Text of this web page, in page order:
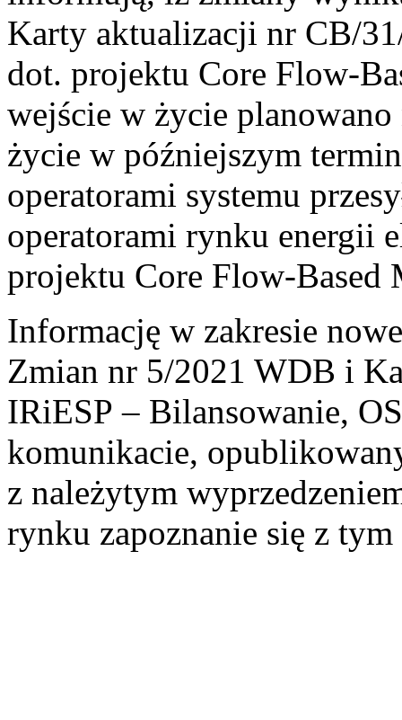
Karty aktualizacji nr CB/
dot. projektu Core Flow-
wejście w życie
życie w późniejszym
operatorami systemu
operatorami rynku energii
projektu Core Flow-Based
Informację w zakresie
Zmian nr 5/2021 WDB i
IRiESP – Bilansowanie,
komunikacie,
z należytym
rynku zapoznanie się z